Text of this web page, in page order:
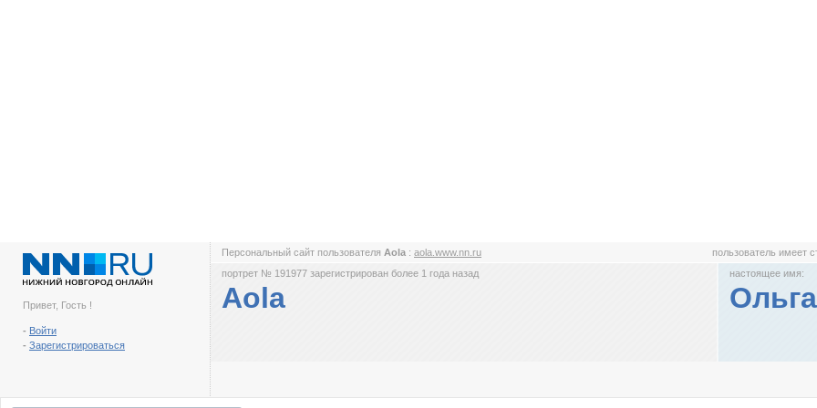
Привет, Гость !
- Войти
- Зарегистрироваться
Персональный сайт пользователя Aola : aola.www.nn.ru пользователь имеет
портрет № 191977 зарегистрирован более 1 года назад
Aola
настоящее имя:
Ольга